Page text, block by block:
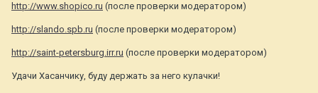
http://www.shopico.ru (после проверки модератором)
http://slando.spb.ru (после проверки модератором)
http://saint-petersburg.irr.ru (после проверки модератором)
Удачи Хасанчику, буду держать за него кулачки!